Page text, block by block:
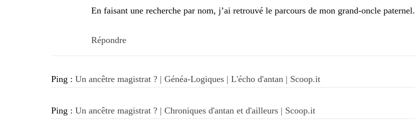
En faisant une recherche par nom, j’ai retrouvé le parcours de mon grand-oncle paternel.
Répondre
Ping : Un ancêtre magistrat ? | Généa-Logiques | L'écho d'antan | Scoop.it
Ping : Un ancêtre magistrat ? | Chroniques d'antan et d'ailleurs | Scoop.it